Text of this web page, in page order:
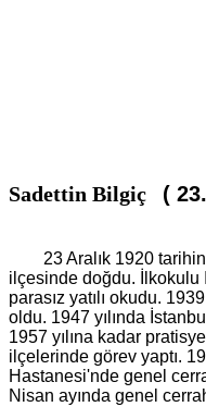
Sadettin Bilgiç (
23 Aralık 1920
ilçesinde doğdu. İlkokulu
parasız yatılı okudu.
oldu. 1947 yılında
1957 yılına kadar
ilçelerinde görev yaptı.
Hastanesi'nde genel
Nisan ayında genel